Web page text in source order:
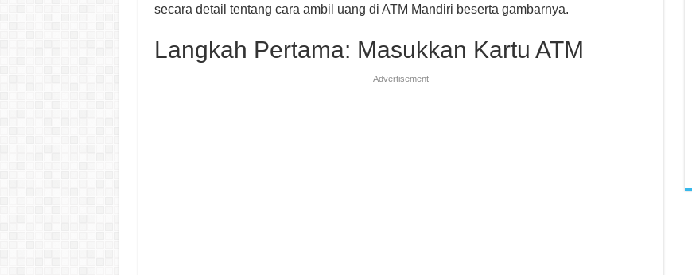
secara detail tentang cara ambil uang di ATM Mandiri beserta gambarnya.
Langkah Pertama: Masukkan Kartu ATM
Advertisement